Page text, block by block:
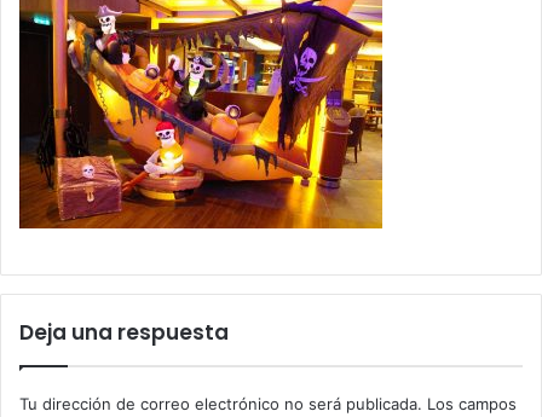
Deja una respuesta
Tu dirección de correo electrónico no será publicada. Los campos